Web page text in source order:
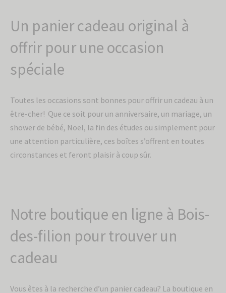
Un panier cadeau original à
offrir pour une occasion
spéciale
Toutes les occasions sont bonnes pour offrir un cadeau à un
être-cher! Que ce soit pour un anniversaire, un mariage, un
shower de bébé, Noel, la fin des études ou simplement pour
une attention particulière, ces boîtes s’offrent en toutes
circonstances et feront plaisir à coup sûr.
Notre boutique en ligne à Bois-
des-filion pour trouver un
cadeau
Vous êtes à la recherche d’un panier cadeau? La boutique en